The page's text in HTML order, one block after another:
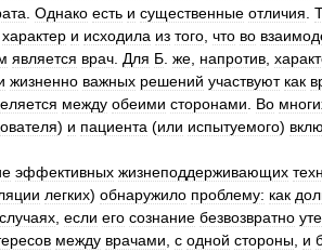
Однако есть и существенные отличия
характер и исходила из того что во
является врач Для Б же напротив
жизненно важных решений участвуют как
между обеими сторонами Во
) и пациента (или испытуемого)
эффективных жизнеподдерживающих
легких) обнаружило проблему: как
случаях если его сознание безвозвратно
между врачами с одной стороны и